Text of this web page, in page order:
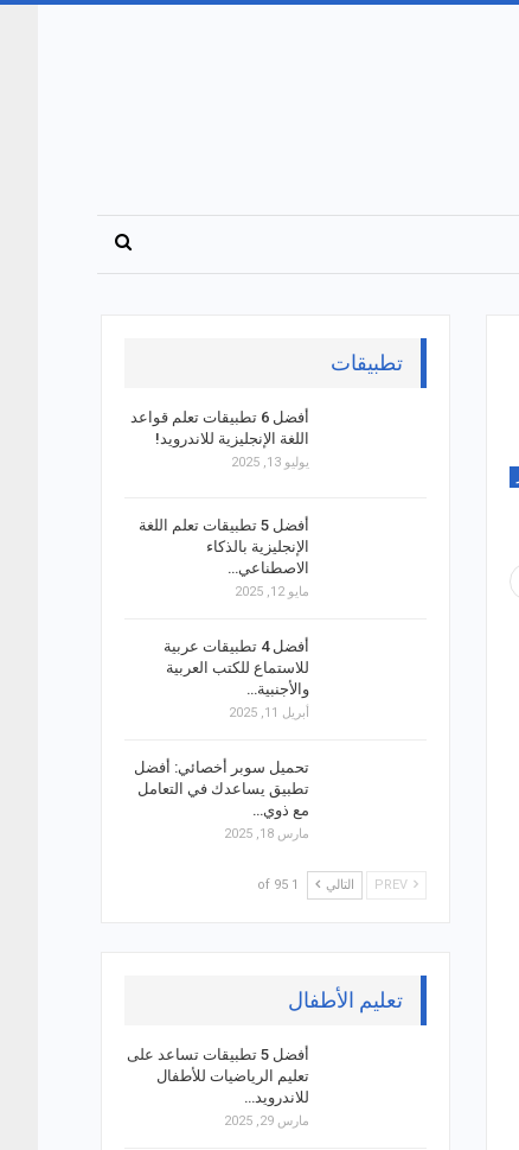
تطبيقات
أفضل 6 تطبيقات تعلم قواعد
اللغة الإنجليزية للاندرويد!
يوليو 13, 2025
أفضل 5 تطبيقات تعلم اللغة
الإنجليزية بالذكاء
الاصطناعي…
مايو 12, 2025
أفضل 4 تطبيقات عربية
للاستماع للكتب العربية
والأجنبية…
أبريل 11, 2025
تحميل سوبر أخصائي: أفضل
تطبيق يساعدك في التعامل
مع ذوي…
مارس 18, 2025
التالي 1 of 95
تعليم الأطفال
أفضل 5 تطبيقات تساعد على
تعليم الرياضيات للأطفال
للاندرويد…
مارس 29, 2025